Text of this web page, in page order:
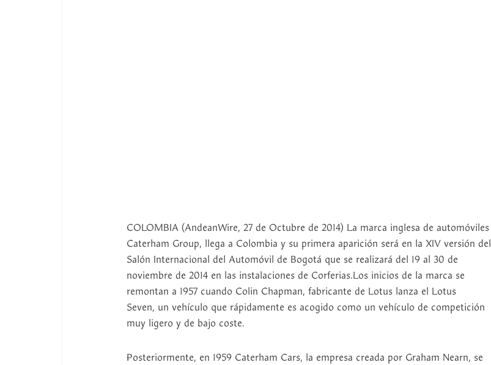
COLOMBIA (AndeanWire, 27 de Octubre de 2014) La marca inglesa de automóviles
Caterham Group, llega a Colombia y su primera aparición será en la XIV versión del
Salón Internacional del Automóvil de Bogotá que se realizará del 19 al 30 de
noviembre de 2014 en las instalaciones de Corferias.Los inicios de la marca se
remontan a 1957 cuando Colin Chapman, fabricante de Lotus lanza el Lotus
Seven, un vehículo que rápidamente es acogido como un vehículo de competición
muy ligero y de bajo coste.
Posteriormente, en 1959 Caterham Cars, la empresa creada por Graham Nearn, se